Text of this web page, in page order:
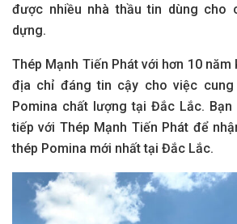
được nhiều nhà thầu tin dùng cho
dựng.
Thép Mạnh Tiến Phát với hơn 10
địa chỉ đáng tin cậy cho việc
Pomina chất lượng tại Đắc Lắc.
tiếp với Thép Mạnh Tiến Phát để
thép Pomina mới nhất tại Đắc Lắc.